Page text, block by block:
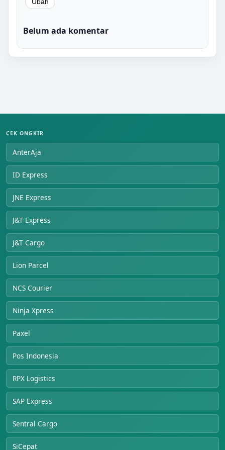
Belum ada komentar
CEK ONGKIR
AnterAja
ID Express
JNE Express
J&T Express
J&T Cargo
Lion Parcel
NCS Courier
Ninja Xpress
Paxel
Pos Indonesia
RPX Logistics
SAP Express
Sentral Cargo
SiCepat